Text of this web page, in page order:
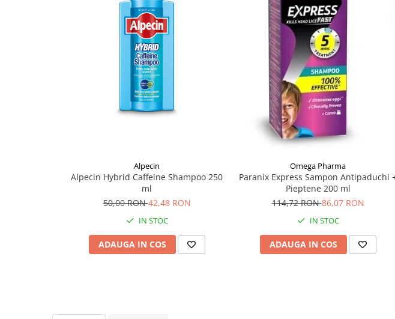
Alpecin
Alpecin Hybrid Caffeine Shampoo 250
ml
50,00 RON42,48 RON
IN STOC
ADAUGA IN COS
Omega Pharma
Paranix Express Sampon Antipaduchi
Pieptene 200 ml
114,72 RON86,07 RON
IN STOC
ADAUGA IN COS